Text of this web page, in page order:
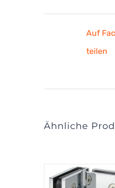
Auf
teilen
Ähnliche